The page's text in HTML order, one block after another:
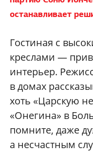
останавливает
Гостиная с
креслами —
интерьер.
в домах
хоть «Царскую
«Онегина» в
помните, даже
а несчастным